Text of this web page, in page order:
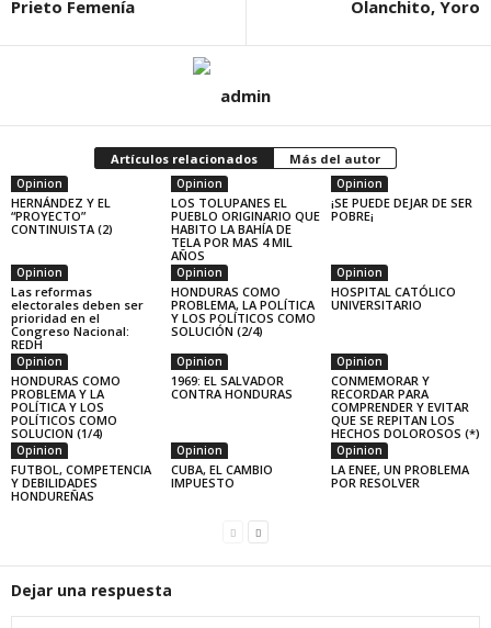
Prieto Femenía
Olanchito, Yoro
admin
Artículos relacionados Más del autor
Opinion
HERNÁNDEZ Y EL
“PROYECTO”
CONTINUISTA (2)
Opinion
LOS TOLUPANES EL
PUEBLO ORIGINARIO QUE
HABITO LA BAHÍA DE
TELA POR MAS 4 MIL
AÑOS
Opinion
¡SE PUEDE DEJAR DE SER
POBRE¡
Opinion
Las reformas
electorales deben ser
prioridad en el
Congreso Nacional:
REDH
Opinion
HONDURAS COMO
PROBLEMA, LA POLÍTICA
Y LOS POLÍTICOS COMO
SOLUCIÓN (2/4)
Opinion
HOSPITAL CATÓLICO
UNIVERSITARIO
Opinion
HONDURAS COMO
PROBLEMA Y LA
POLÍTICA Y LOS
POLÍTICOS COMO
SOLUCION (1/4)
Opinion
1969: EL SALVADOR
CONTRA HONDURAS
Opinion
CONMEMORAR Y
RECORDAR PARA
COMPRENDER Y EVITAR
QUE SE REPITAN LOS
HECHOS DOLOROSOS (*)
Opinion
FUTBOL, COMPETENCIA
Y DEBILIDADES
HONDUREÑAS
Opinion
CUBA, EL CAMBIO
IMPUESTO
Opinion
LA ENEE, UN PROBLEMA
POR RESOLVER
Dejar una respuesta